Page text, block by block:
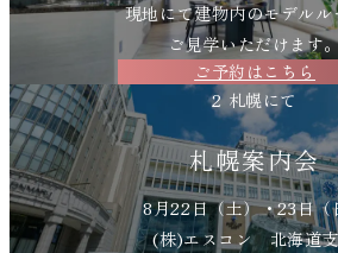
現地にて建物内のモデルル
ご見学いただけます
ご予約はこちら
2 札幌にて
札幌案内会
8月22日（土）・23日（
(株)エスコン 北海道